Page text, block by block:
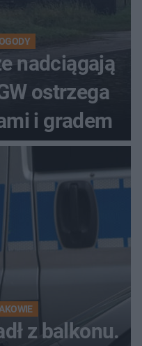
nadciągają
ostrzega
i gradem
z balkonu.